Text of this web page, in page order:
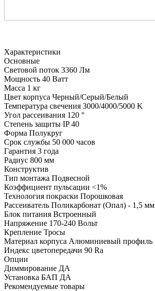
Характеристики
Основные
Световой поток 3360 Лм
Мощность 40 Ватт
Масса 1 кг
Цвет корпуса Черный/Серый/Белый
Температура свечения 3000/4000/5000 K
Угол рассеивания 120 °
Степень защиты IP 40
Форма Полукруг
Срок службы 50 000 часов
Гарантия 3 года
Радиус 800 мм
Конструктив
Тип монтажа Подвесной
Коэффициент пульсации <1%
Технология покраски Порошковая
Рассеиватель Поликарбонат (Опал) - 1,5 мм
Блок питания Встроенный
Напряжение 170-240 Вольт
Крепление Тросы
Материал корпуса Алюминиевый профиль
Индекс цветопередачи 90 Ra
Опции
Диммирование ДА
Установка БАП ДА
Рекомендуемые товары